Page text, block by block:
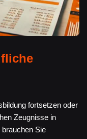
fortsetzen oder
Zeugnisse in
Sie